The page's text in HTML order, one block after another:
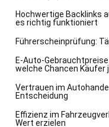
Hochwertige Backlinks
es richtig funktioniert
Führerscheinprüfung:
E-Auto-
welche Chancen
Vertrauen im
Entscheidung
Effizienz im
Wert erzielen